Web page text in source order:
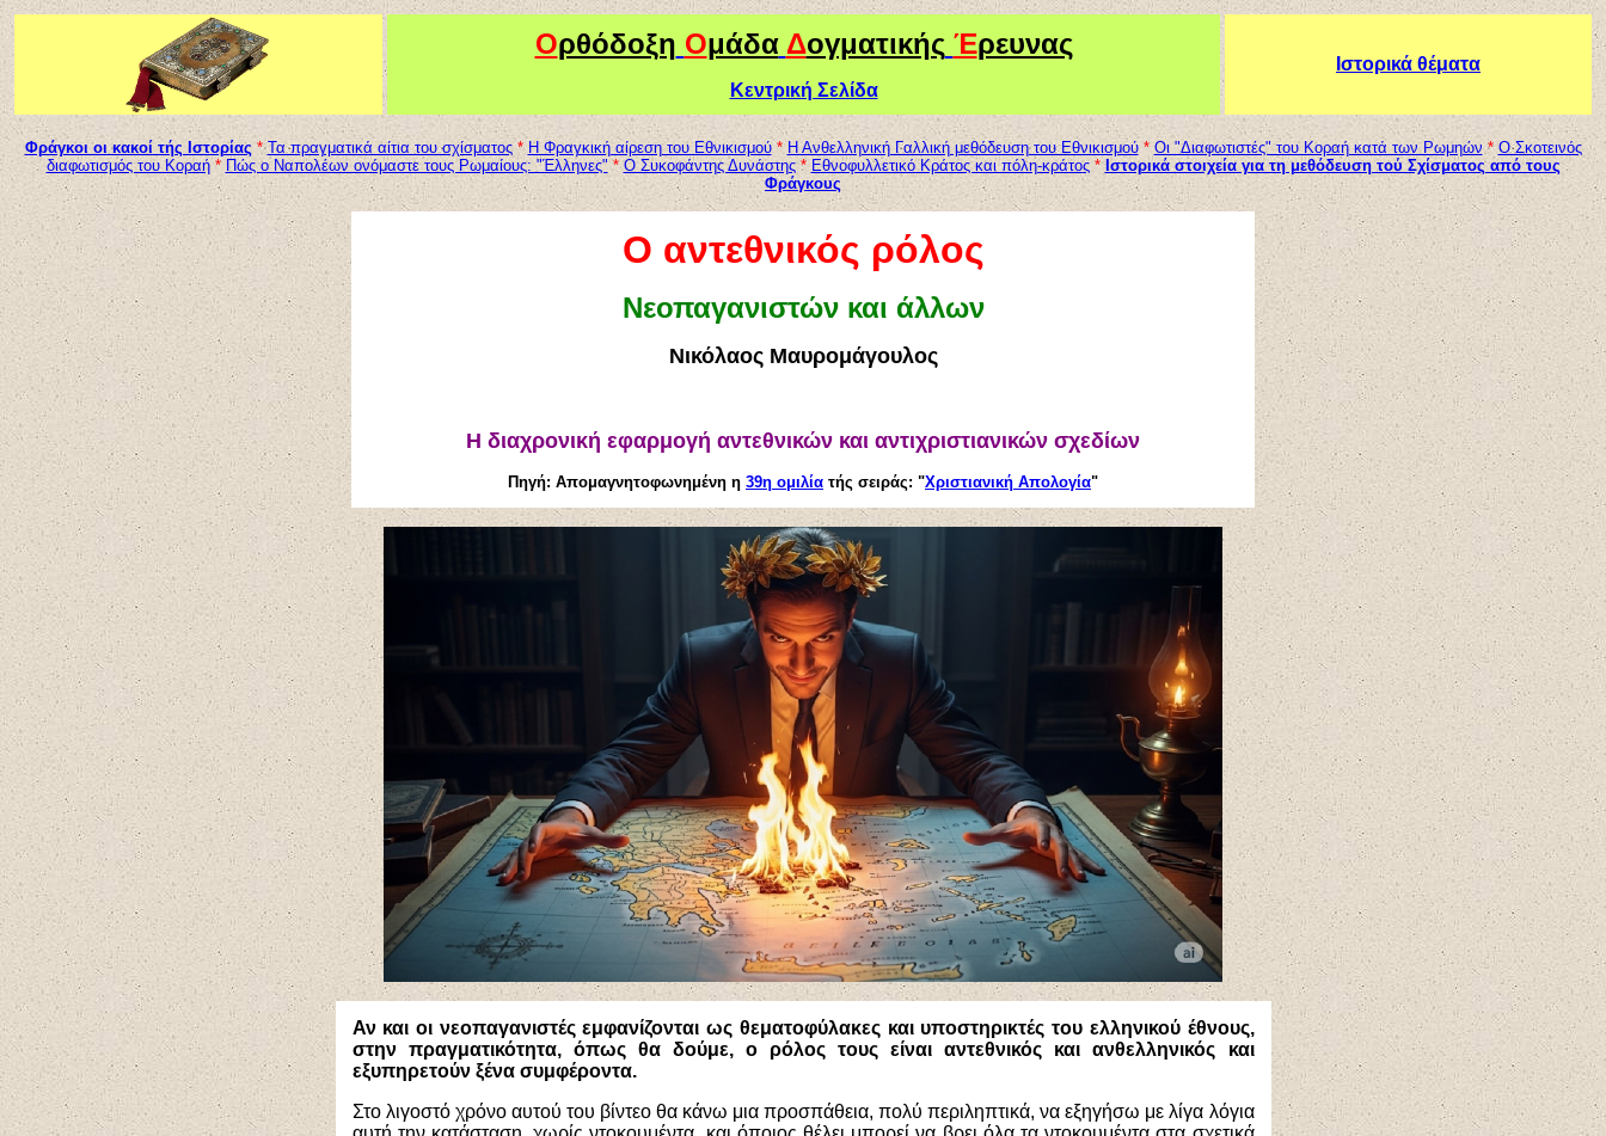
Ορθόδοξη Ομάδα Δογματικής Έρευνας
Κεντρική Σελίδα
Ιστορικά θέματα
Φράγκοι οι κακοί τής Ιστορίας *Τα πραγματικά αίτια του σχίσματος* Η Φραγκική αίρεση του Εθνικισμού* Η Ανθελληνική Γαλλική μεθόδευση του Εθνικισμού* Οι "Διαφωτιστές" του Κοραή κατά των Ρωμηών * Ο Σκοτεινός
διαφωτισμός του Κοραή* Πώς ο Ναπολέων ονόμαστε τους Ρωμαίους: "Έλληνες" * Ο Συκοφάντης Δυνάστης* Εθνοφυλλετικό Κράτος και πόλη-κράτος* Ιστορικά στοιχεία για τη μεθόδευση τού Σχίσματος από τους
Φράγκους
Ο αντεθνικός ρόλος
Νεοπαγανιστών και άλλων
Νικόλαος Μαυρομάγουλος
Η διαχρονική εφαρμογή αντεθνικών και αντιχριστιανικών σχεδίων
Πηγή: Απομαγνητοφωνημένη η 39η ομιλία τής σειράς: "Χριστιανική Απολογία"
Αν και οι νεοπαγανιστές εμφανίζονται ως θεματοφύλακες και υποστηρικτές του ελληνικού έθνους,
στην πραγματικότητα, όπως θα δούμε, ο ρόλος τους είναι αντεθνικός και ανθελληνικός και
εξυπηρετούν ξένα συμφέροντα.
Στο λιγοστό χρόνο αυτού του βίντεο θα κάνω μια προσπάθεια, πολύ περιληπτικά, να εξηγήσω με λίγα λόγια